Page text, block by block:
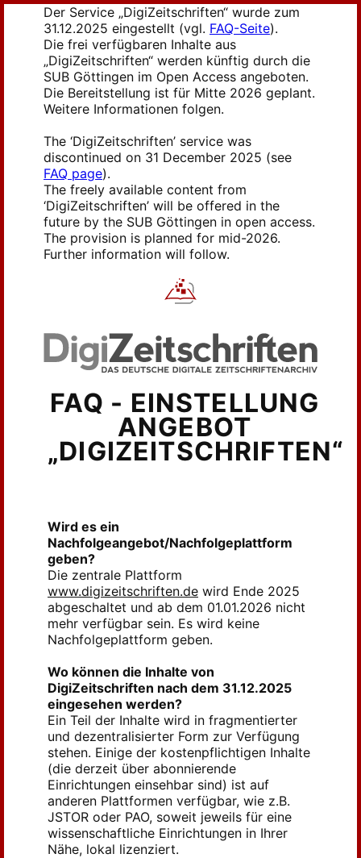
Der Service „DigiZeitschriften“ wurde zum
31.12.2025 eingestellt (vgl. FAQ-Seite).
Die frei verfügbaren Inhalte aus
„DigiZeitschriften“ werden künftig durch die
SUB Göttingen im Open Access angeboten.
Die Bereitstellung ist für Mitte 2026 geplant.
Weitere Informationen folgen.
The ‘DigiZeitschriften’ service was
discontinued on 31 December 2025 (see
FAQ page).
The freely available content from
‘DigiZeitschriften’ will be offered in the
future by the SUB Göttingen in open access.
The provision is planned for mid-2026.
Further information will follow.
FAQ - EINSTELLUNG
ANGEBOT
„DIGIZEITSCHRIFTEN“
Wird es ein
Nachfolgeangebot/Nachfolgeplattform
geben?
Die zentrale Plattform
www.digizeitschriften.de wird Ende 2025
abgeschaltet und ab dem 01.01.2026 nicht
mehr verfügbar sein. Es wird keine
Nachfolgeplattform geben.
Wo können die Inhalte von
DigiZeitschriften nach dem 31.12.2025
eingesehen werden?
Ein Teil der Inhalte wird in fragmentierter
und dezentralisierter Form zur Verfügung
stehen. Einige der kostenpflichtigen Inhalte
(die derzeit über abonnierende
Einrichtungen einsehbar sind) ist auf
anderen Plattformen verfügbar, wie z.B.
JSTOR oder PAO, soweit jeweils für eine
wissenschaftliche Einrichtungen in Ihrer
Nähe, lokal lizenziert.